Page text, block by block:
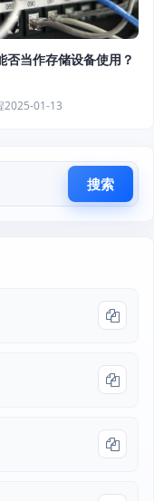
否当作存储设备使用？
2025-01-13
搜索